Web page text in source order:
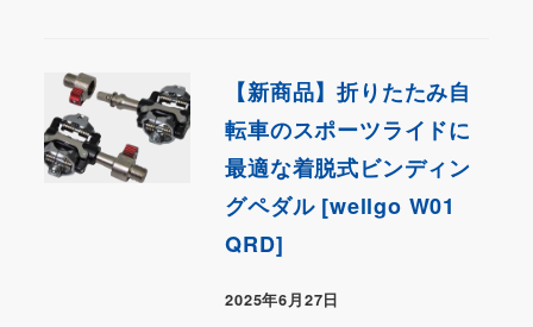
【新商品】折りたたみ自
転車のスポーツライドに
最適な着脱式ビンディン
グペダル [wellgo W01
QRD]
2025年6月27日